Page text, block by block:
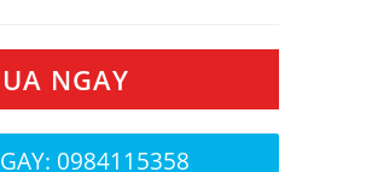
NGAY
0984115358